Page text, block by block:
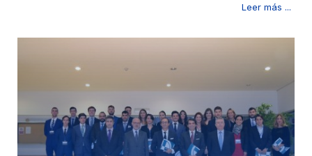
Leer más ...